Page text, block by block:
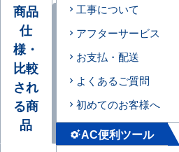
商品
仕
様・
比較
され
る商
品
オプ
ション
品
一覧
エアコ
ン形状
工事について
アフターサービス
お支払・配送
よくあるご質問
初めてのお客様へ
settings_suggestAC便利ツール